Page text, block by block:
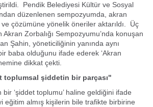
Pendik Belediyesi Kültür ve Sosyal
düzenlenen sempozyumda, akran
ve çözümüne yönelik öneriler aktarıldı. Üç
Zorbalığı Sempozyumu’nda konuşan
Şahin, yöneticiliğinin yanında aynı
baba olduğunu ifade ederek ‘Akran
dikkat çekti.
toplumsal şiddetin bir parçası"
‘şiddet toplumu’ haline geldiğini ifade
eğitim almış kişilerin bile trafikte birbirine